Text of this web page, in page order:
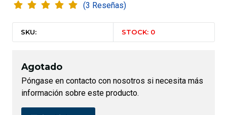
(3 Reseñas)
SKU: STOCK: 0
Agotado
Póngase en contacto con nosotros si necesita más
información sobre este producto.